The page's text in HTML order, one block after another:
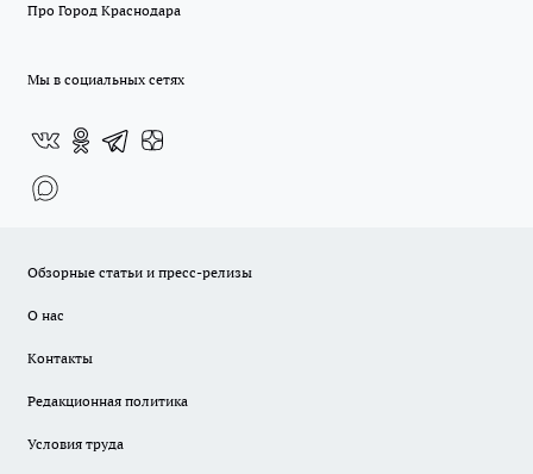
Про Город Краснодара
Мы в социальных сетях
Обзорные статьи и пресс-релизы
О нас
Контакты
Редакционная политика
Условия труда